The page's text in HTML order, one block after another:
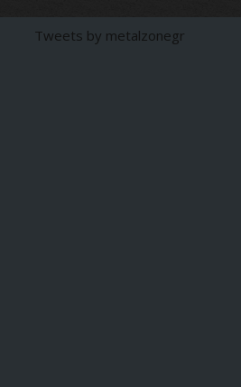
Tweets by metalzonegr